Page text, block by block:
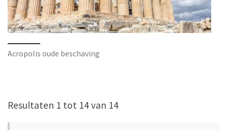
Acropolis oude beschaving
Resultaten 1 tot 14 van 14